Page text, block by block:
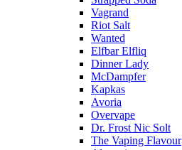
Vagrand
Riot Salt
Wanted
Elfbar Elfliq
Dinner Lady
McDampfer
Kapkas
Avoria
Overvape
Dr. Frost Nic Solt
The Vaping Flavour